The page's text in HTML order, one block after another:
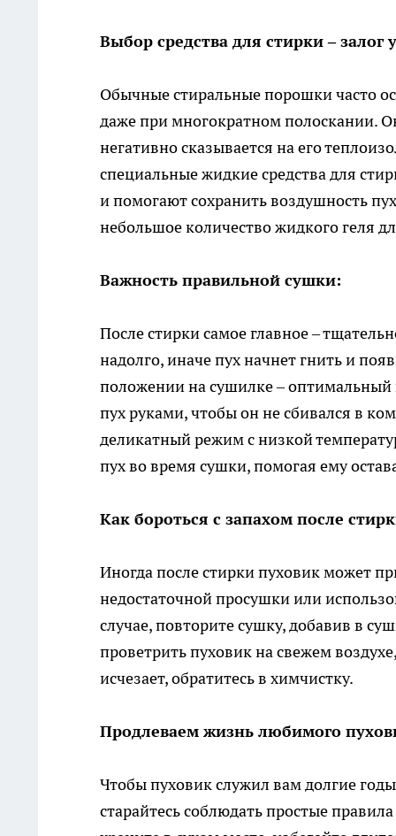
Выбор средства для стирки – залог
Обычные стиральные порошки часто
даже при многократном полоскании.
негативно сказывается на его
специальные жидкие средства для
и помогают сохранить воздушность
небольшое количество жидкого геля
Важность правильной сушки:
После стирки самое главное –
надолго, иначе пух начнет гнить и
положении на сушилке – оптимальный
пух руками, чтобы он не сбивался в
деликатный режим с низкой
пух во время сушки, помогая ему
Как бороться с запахом после
Иногда после стирки пуховик может
недостаточной просушки или
случае, повторите сушку, добавив в
проветрить пуховик на свежем
исчезает, обратитесь в химчистку.
Продлеваем жизнь любимого
Чтобы пуховик служил вам долгие
старайтесь соблюдать простые